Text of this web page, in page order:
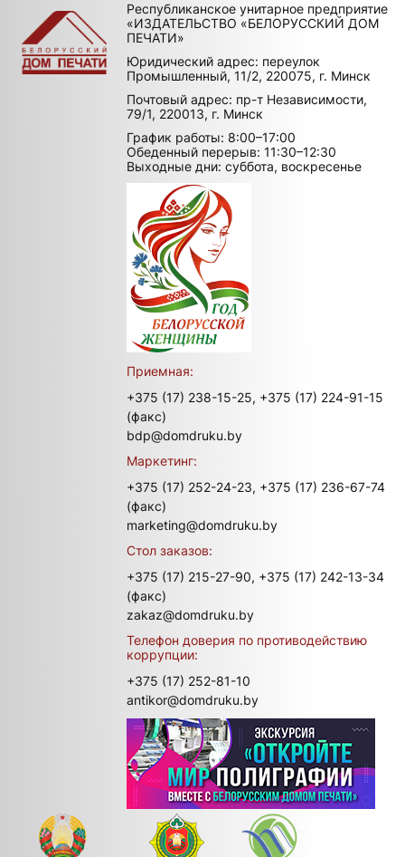
Республиканское унитарное предприятие
«ИЗДАТЕЛЬСТВО «БЕЛОРУССКИЙ ДОМ
ПЕЧАТИ»
Юридический адрес: переулок
Промышленный, 11/2, 220075, г. Минск
Почтовый адрес: пр-т Независимости,
79/1, 220013, г. Минск
График работы: 8:00–17:00
Обеденный перерыв: 11:30–12:30
Выходные дни: суббота, воскресенье
Приемная:
+375 (17) 238-15-25, +375 (17) 224-91-15
(факс)
bdp@domdruku.by
Маркетинг:
+375 (17) 252-24-23, +375 (17) 236-67-74
(факс)
marketing@domdruku.by
Стол заказов:
+375 (17) 215-27-90, +375 (17) 242-13-34
(факс)
zakaz@domdruku.by
Телефон доверия по противодействию
коррупции:
+375 (17) 252-81-10
antikor@domdruku.by